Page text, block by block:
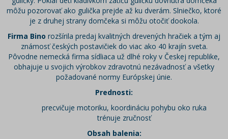
môžu pozorovať ako gulička prejde až ku dverám. Slniečko, ktoré
je z druhej strany domčeka si môžu otočiť dookola.
Firma Bino rozšírila predaj kvalitných drevených hračiek a tým aj
známosť českých postavičiek do viac ako 40 krajín sveta.
Pôvodne nemecká firma sídliaca už dlhé roky v Českej republike,
obhajuje u svojich výrobkov zdravotnú nezávadnosť a všetky
požadované normy Európskej únie.
Prednosti:
precvičuje motoriku, koordináciu pohybu oko ruka
trénuje zručnosť
Obsah balenia: